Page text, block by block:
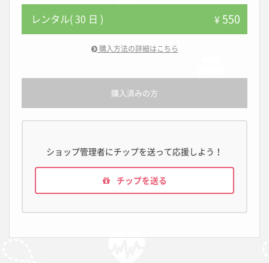
レンタル( 30 日 ) ¥550
購入方法の詳細はこちら
購入済みの方
ショップ管理者にチップを送って応援しよう！
チップを送る